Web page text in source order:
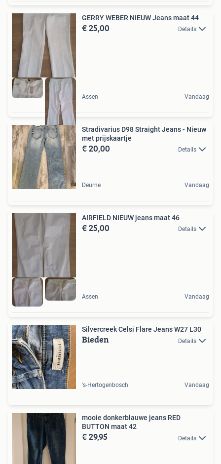
GERRY WEBER NIEUW Jeans maat 44
€ 25,00 Details
Assen Vandaag
Stradivarius D98 Straight Jeans - Nieuw
met prijskaartje
€ 20,00 Details
Deurne Vandaag
AIRFIELD NIEUW jeans maat 46
€ 25,00 Details
Assen Vandaag
Silvercreek Celsi Flare Jeans W27 L30
Bieden Details
's-Hertogenbosch Vandaag
mooie donkerblauwe jeans RED
BUTTON maat 42
€ 29,95 Details